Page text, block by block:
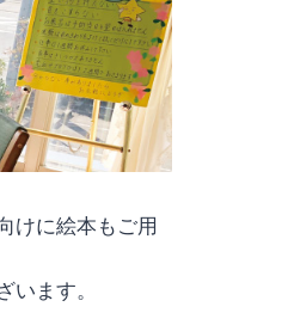
けに絵本もご用
ます。